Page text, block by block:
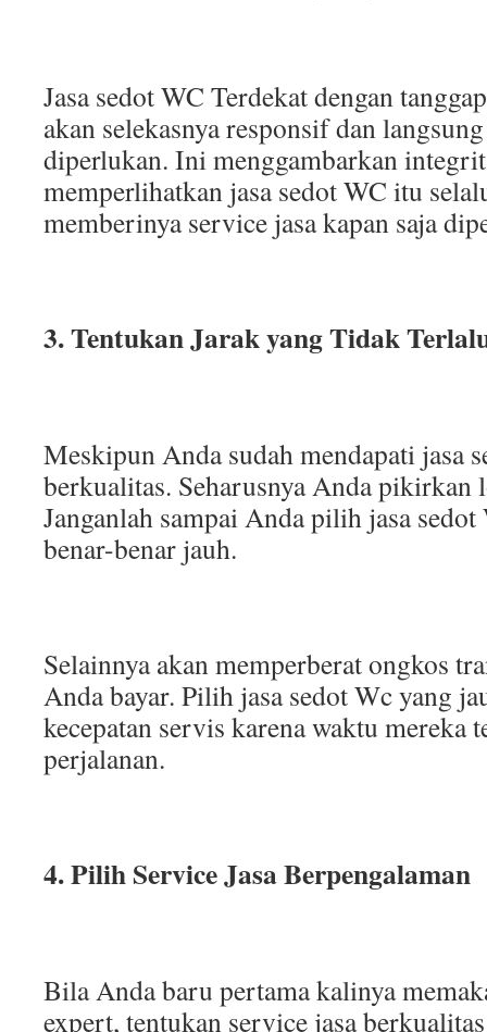
Jasa sedot WC Terdekat dengan
akan selekasnya responsif dan
diperlukan. Ini menggambarkan
memperlihatkan jasa sedot WC itu
memberinya service jasa kapan saja
3. Tentukan Jarak yang Tidak
Meskipun Anda sudah mendapati jasa
berkualitas. Seharusnya Anda pikirkan
Janganlah sampai Anda pilih jasa sedot
benar-benar jauh.
Selainnya akan memperberat ongkos
Anda bayar. Pilih jasa sedot Wc yang
kecepatan servis karena waktu mereka
perjalanan.
4. Pilih Service Jasa Berpengalaman
Bila Anda baru pertama kalinya
expert, tentukan service jasa